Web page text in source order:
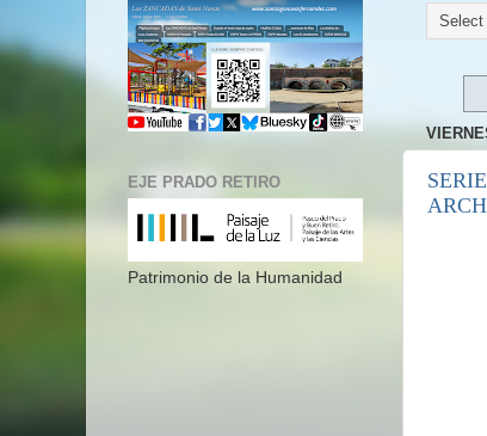
EJE PRADO RETIRO
Patrimonio de la Humanidad